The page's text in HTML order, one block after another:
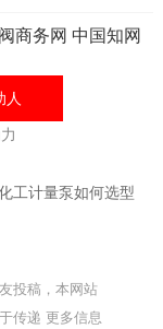
商务网 中国知网
人
工计量泵如何选型
投稿，本网站
传递 更多信息